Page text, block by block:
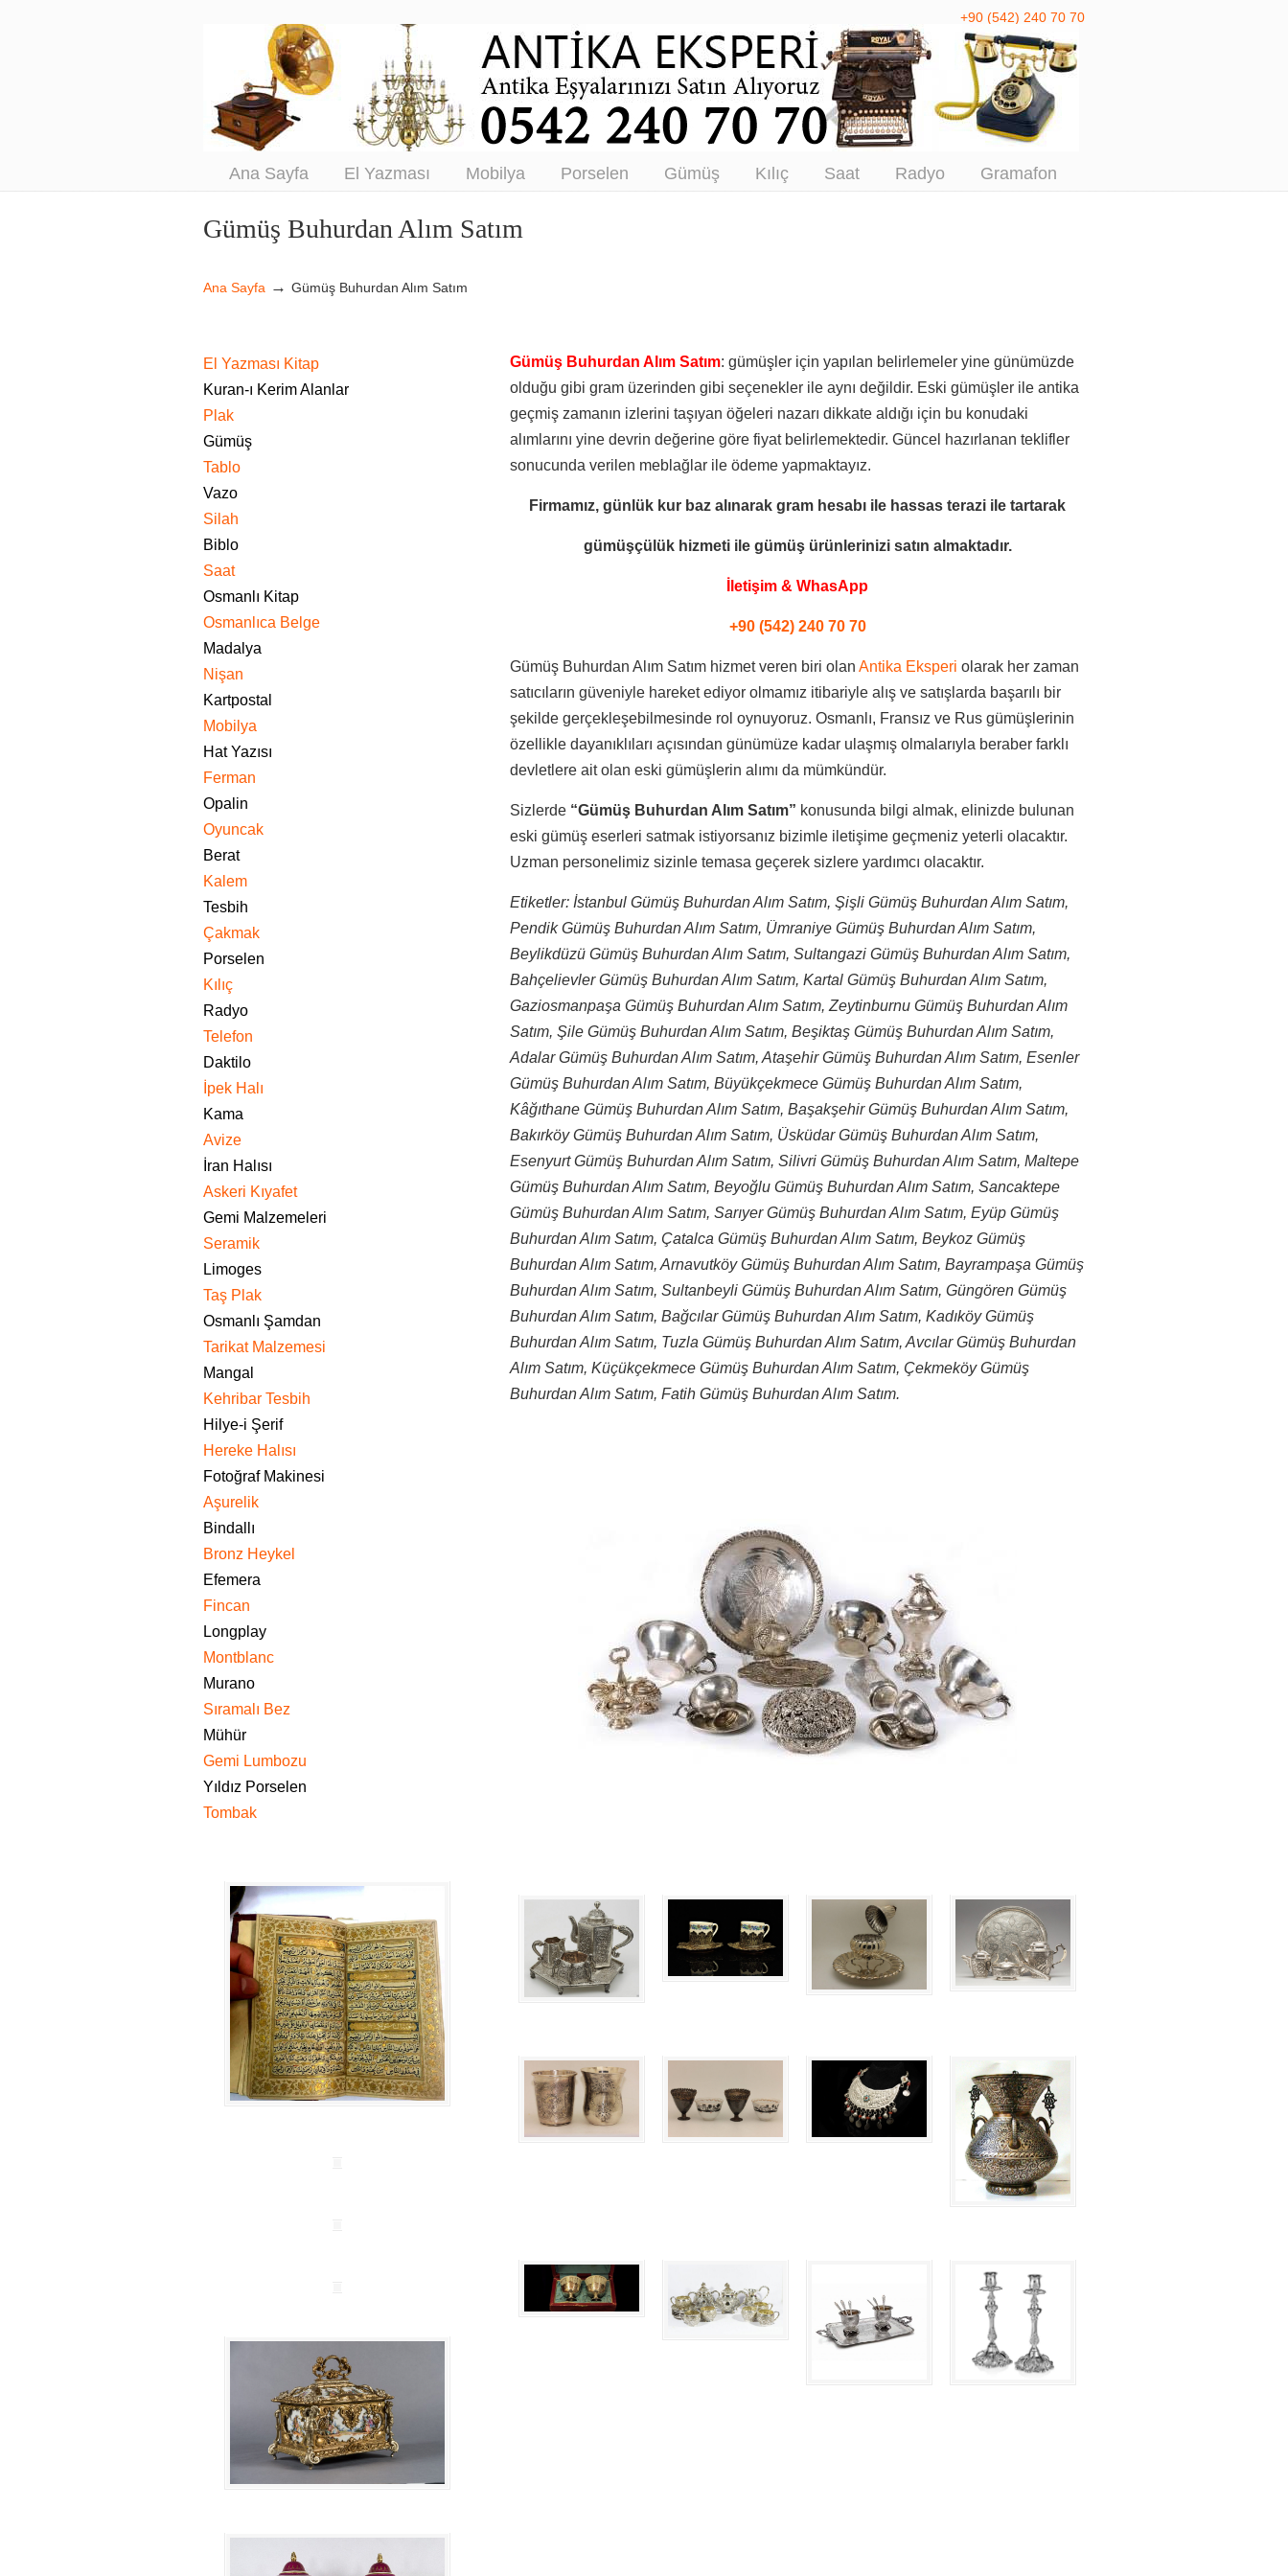
Antikacı – Antika Eşya Alanlar – Antika Alım
Satım
+90 (542) 240 70 70
Ana Sayfa El Yazması Mobilya Porselen Gümüş Kılıç Saat Radyo Gramafon
Navigation
Gümüş Buhurdan Alım Satım
Ana Sayfa → Gümüş Buhurdan Alım Satım
Gümüş Buhurdan Alım Satım: gümüşler için yapılan belirlemeler yine günümüzde
olduğu gibi gram üzerinden gibi seçenekler ile aynı değildir. Eski gümüşler ile antika
geçmiş zamanın izlerini taşıyan öğeleri nazarı dikkate aldığı için bu konudaki
alımlarını yine devrin değerine göre fiyat belirlemektedir. Güncel hazırlanan teklifler
sonucunda verilen meblağlar ile ödeme yapmaktayız.
Firmamız, günlük kur baz alınarak gram hesabı ile hassas terazi ile tartarak
gümüşçülük hizmeti ile gümüş ürünlerinizi satın almaktadır.
İletişim & WhasApp
+90 (542) 240 70 70
Gümüş Buhurdan Alım Satım hizmet veren biri olan Antika Eksperi olarak her zaman
satıcıların güveniyle hareket ediyor olmamız itibariyle alış ve satışlarda başarılı bir
şekilde gerçekleşebilmesinde rol oynuyoruz. Osmanlı, Fransız ve Rus gümüşlerinin
özellikle dayanıklıları açısından günümüze kadar ulaşmış olmalarıyla beraber farklı
devletlere ait olan eski gümüşlerin alımı da mümkündür.
Sizlerde “Gümüş Buhurdan Alım Satım” konusunda bilgi almak, elinizde bulunan
eski gümüş eserleri satmak istiyorsanız bizimle iletişime geçmeniz yeterli olacaktır.
Uzman personelimiz sizinle temasa geçerek sizlere yardımcı olacaktır.
Etiketler: İstanbul Gümüş Buhurdan Alım Satım, Şişli Gümüş Buhurdan Alım Satım,
Pendik Gümüş Buhurdan Alım Satım, Ümraniye Gümüş Buhurdan Alım Satım,
Beylikdüzü Gümüş Buhurdan Alım Satım, Sultangazi Gümüş Buhurdan Alım Satım,
Bahçelievler Gümüş Buhurdan Alım Satım, Kartal Gümüş Buhurdan Alım Satım,
Gaziosmanpaşa Gümüş Buhurdan Alım Satım, Zeytinburnu Gümüş Buhurdan Alım
Satım, Şile Gümüş Buhurdan Alım Satım, Beşiktaş Gümüş Buhurdan Alım Satım,
Adalar Gümüş Buhurdan Alım Satım, Ataşehir Gümüş Buhurdan Alım Satım, Esenler
Gümüş Buhurdan Alım Satım, Büyükçekmece Gümüş Buhurdan Alım Satım,
Kâğıthane Gümüş Buhurdan Alım Satım, Başakşehir Gümüş Buhurdan Alım Satım,
Bakırköy Gümüş Buhurdan Alım Satım, Üsküdar Gümüş Buhurdan Alım Satım,
Esenyurt Gümüş Buhurdan Alım Satım, Silivri Gümüş Buhurdan Alım Satım, Maltepe
Gümüş Buhurdan Alım Satım, Beyoğlu Gümüş Buhurdan Alım Satım, Sancaktepe
Gümüş Buhurdan Alım Satım, Sarıyer Gümüş Buhurdan Alım Satım, Eyüp Gümüş
Buhurdan Alım Satım, Çatalca Gümüş Buhurdan Alım Satım, Beykoz Gümüş
Buhurdan Alım Satım, Arnavutköy Gümüş Buhurdan Alım Satım, Bayrampaşa Gümüş
Buhurdan Alım Satım, Sultanbeyli Gümüş Buhurdan Alım Satım, Güngören Gümüş
Buhurdan Alım Satım, Bağcılar Gümüş Buhurdan Alım Satım, Kadıköy Gümüş
Buhurdan Alım Satım, Tuzla Gümüş Buhurdan Alım Satım, Avcılar Gümüş Buhurdan
Alım Satım, Küçükçekmece Gümüş Buhurdan Alım Satım, Çekmeköy Gümüş
Buhurdan Alım Satım, Fatih Gümüş Buhurdan Alım Satım.
El Yazması Kitap
Kuran-ı Kerim Alanlar
Plak
Gümüş
Tablo
Vazo
Silah
Biblo
Saat
Osmanlı Kitap
Osmanlıca Belge
Madalya
Nişan
Kartpostal
Mobilya
Hat Yazısı
Ferman
Opalin
Oyuncak
Berat
Kalem
Tesbih
Çakmak
Porselen
Kılıç
Radyo
Telefon
Daktilo
İpek Halı
Kama
Avize
İran Halısı
Askeri Kıyafet
Gemi Malzemeleri
Seramik
Limoges
Taş Plak
Osmanlı Şamdan
Tarikat Malzemesi
Mangal
Kehribar Tesbih
Hilye-i Şerif
Hereke Halısı
Fotoğraf Makinesi
Aşurelik
Bindallı
Bronz Heykel
Efemera
Fincan
Longplay
Montblanc
Murano
Sıramalı Bez
Mühür
Gemi Lumbozu
Yıldız Porselen
Tombak